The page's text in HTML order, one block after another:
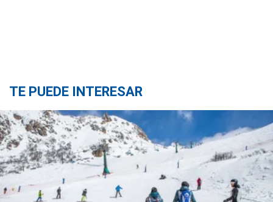
TE PUEDE INTERESAR